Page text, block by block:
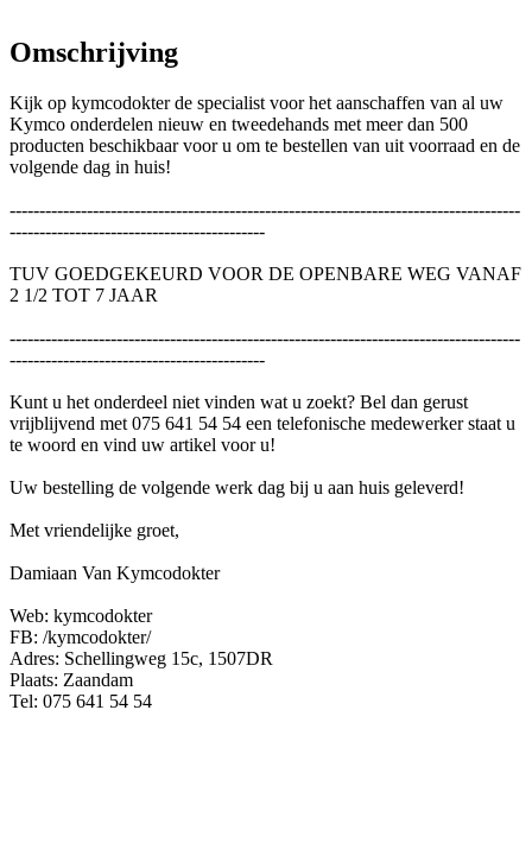
Omschrijving
Kijk op kymcodokter de specialist voor het aanschaffen van al uw
Kymco onderdelen nieuw en tweedehands met meer dan 500
producten beschikbaar voor u om te bestellen van uit voorraad en de
volgende dag in huis!
--------------------------------------------------------------------------------------
-------------------------------------------
TUV GOEDGEKEURD VOOR DE OPENBARE WEG VANAF
2 1/2 TOT 7 JAAR
--------------------------------------------------------------------------------------
-------------------------------------------
Kunt u het onderdeel niet vinden wat u zoekt? Bel dan gerust
vrijblijvend met 075 641 54 54 een telefonische medewerker staat u
te woord en vind uw artikel voor u!
Uw bestelling de volgende werk dag bij u aan huis geleverd!
Met vriendelijke groet,
Damiaan Van Kymcodokter
Web: kymcodokter
FB: /kymcodokter/
Adres: Schellingweg 15c, 1507DR
Plaats: Zaandam
Tel: 075 641 54 54